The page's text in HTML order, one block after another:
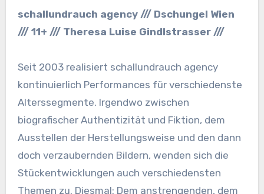
schallundrauch agency /// Dschungel Wien
/// 11+ /// Theresa Luise Gindlstrasser ///
Seit 2003 realisiert schallundrauch agency
kontinuierlich Performances für verschiedenste
Alterssegmente. Irgendwo zwischen
biografischer Authentizität und Fiktion, dem
Ausstellen der Herstellungsweise und den dann
doch verzaubernden Bildern, wenden sich die
Stückentwicklungen auch verschiedensten
Themen zu. Diesmal: Dem anstrengenden, dem